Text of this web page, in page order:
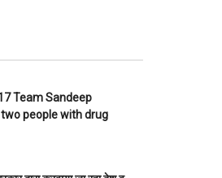
Team Sandeep
people with drug